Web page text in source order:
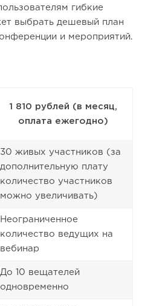
гибкие
выбрать дешевый план
и мероприятий.
1 810 рублей (в месяц,
оплата ежегодно)
30 живых участников (за
дополнительную плату
количество участников
можно увеличивать)
Неограниченное
количество ведущих на
вебинар
До 10 вещателей
одновременно